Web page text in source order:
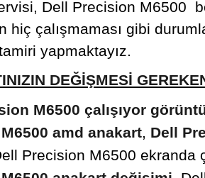
Dell Precision M6500
hiç çalışmaması gibi
yapmaktayız.
DEĞİŞMESİ
M6500 çalışıyor
amd anakart, Dell
Precision M6500 ekranda